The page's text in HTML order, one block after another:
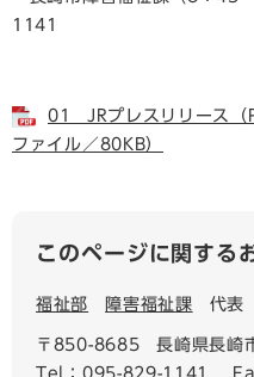
1141
01_ JRプレスリリース
ファイル／80KB）
このページに関する
福祉部 障害福祉課 代表
〒850-8685
長崎県長崎
Tel：095-829-1141